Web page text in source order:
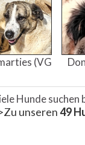
(VG
Hunde suchen
unseren49